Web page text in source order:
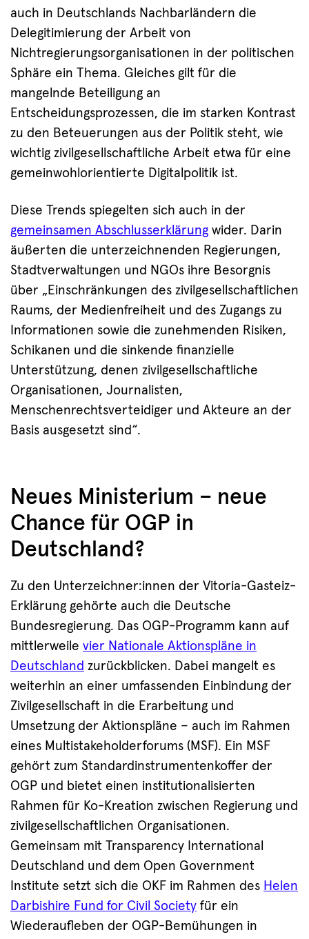
auch in Deutschlands Nachbarländern die
Delegitimierung der Arbeit von
Nichtregierungsorganisationen in der politischen
Sphäre ein Thema. Gleiches gilt für die
mangelnde Beteiligung an
Entscheidungsprozessen, die im starken Kontrast
zu den Beteuerungen aus der Politik steht, wie
wichtig zivilgesellschaftliche Arbeit etwa für eine
gemeinwohlorientierte Digitalpolitik ist.
Diese Trends spiegelten sich auch in der
gemeinsamen Abschlusserklärung wider. Darin
äußerten die unterzeichnenden Regierungen,
Stadtverwaltungen und NGOs ihre Besorgnis
über „Einschränkungen des zivilgesellschaftlichen
Raums, der Medienfreiheit und des Zugangs zu
Informationen sowie die zunehmenden Risiken,
Schikanen und die sinkende finanzielle
Unterstützung, denen zivilgesellschaftliche
Organisationen, Journalisten,
Menschenrechtsverteidiger und Akteure an der
Basis ausgesetzt sind“.
Neues Ministerium – neue
Chance für OGP in
Deutschland?
Zu den Unterzeichner:innen der Vitoria-Gasteiz-
Erklärung gehörte auch die Deutsche
Bundesregierung. Das OGP-Programm kann auf
mittlerweile vier Nationale Aktionspläne in
Deutschland zurückblicken. Dabei mangelt es
weiterhin an einer umfassenden Einbindung der
Zivilgesellschaft in die Erarbeitung und
Umsetzung der Aktionspläne – auch im Rahmen
eines Multistakeholderforums (MSF). Ein MSF
gehört zum Standardinstrumentenkoffer der
OGP und bietet einen institutionalisierten
Rahmen für Ko-Kreation zwischen Regierung und
zivilgesellschaftlichen Organisationen.
Gemeinsam mit Transparency International
Deutschland und dem Open Government
Institute setzt sich die OKF im Rahmen des Helen
Darbishire Fund for Civil Society für ein
Wiederaufleben der OGP-Bemühungen in